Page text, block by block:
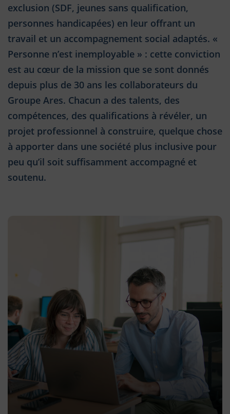
exclusion (SDF, jeunes sans qualification,
personnes handicapées) en leur offrant un
travail et un accompagnement social adaptés. «
Personne n’est inemployable » : cette conviction
est au cœur de la mission que se sont donnés
depuis plus de 30 ans les collaborateurs du
Groupe Ares. Chacun a des talents, des
compétences, des qualifications à révéler, un
projet professionnel à construire, quelque chose
à apporter dans une société plus inclusive pour
peu qu’il soit suffisamment accompagné et
soutenu.